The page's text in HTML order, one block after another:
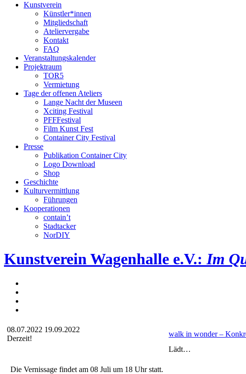
Kunstverein
Künstler*innen
Mitgliedschaft
Ateliervergabe
Kontakt
FAQ
Veranstaltungskalender
Projektraum
TOR5
Vermietung
Tage der offenen Ateliers
Lange Nacht der Museen
Xciting Festival
PFFFestival
Film Kunst Fest
Container City Festival
Presse
Publikation Container City
Logo Download
Shop
Geschichte
Kulturvermittlung
Führungen
Kooperationen
contain’t
Stadtacker
NorDIY
Kunstverein Wagenhalle e.V.:Im
08.07.2022 19.09.2022
Derzeit!
walk in wonder –
Lädt…
Die Vernissage findet am 08 Juli um 18 Uhr statt.